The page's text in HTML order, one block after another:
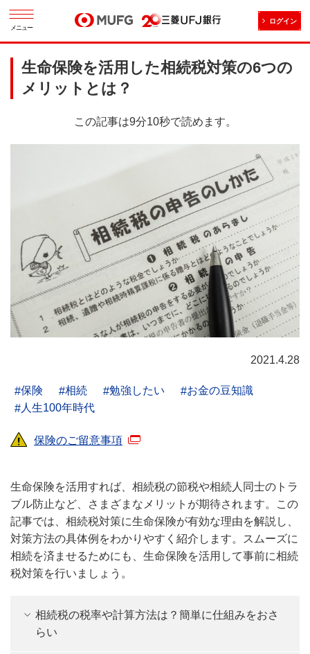
メニュー
ログイン
生命保険を活用した相続税対策の6つの
メリットとは？
この記事は9分10秒で読めます。
2021.4.28
保険 相続 勉強したい
お金の豆知識
人生100年時代
保険のご留意事項
生命保険を活用すれば、相続税の節税や相続人同士のトラ
ブル防止など、さまざまなメリットが期待されます。この
記事では、相続税対策に生命保険が有効な理由を解説し、
対策方法の具体例をわかりやすく紹介します。スムーズに
相続を済ませるためにも、生命保険を活用して事前に相続
税対策を行いましょう。
相続税の税率や計算方法は？簡単に仕組みをおさ
らい